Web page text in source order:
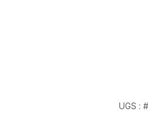
UGS :